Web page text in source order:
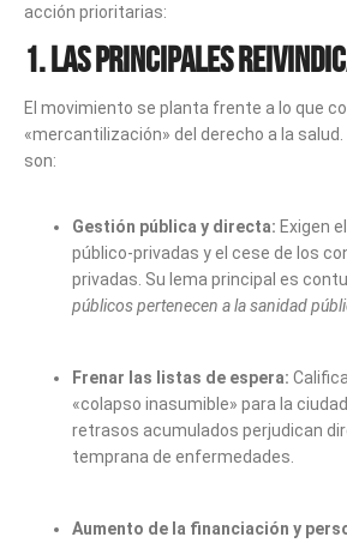
acción prioritarias:
1. Las principales
El movimiento se planta frente a lo que
«mercantilización» del derecho a la salud.
son:
Gestión pública y directa: Exigen
público-privadas y el cese de los
privadas. Su lema principal es
públicos pertenecen a la sanidad
Frenar las listas de espera:
«colapso inasumible» para la
retrasos acumulados perjudican
temprana de enfermedades.
Aumento de la financiación y